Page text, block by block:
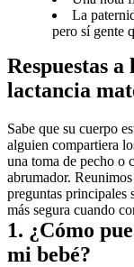
La
pero sí gente
Respuestas a
lactancia
Sabe que su cuerpo
alguien compartiera
una toma de pecho o
abrumador.
preguntas principales
más segura cuando
1. ¿Cómo
mi bebé?